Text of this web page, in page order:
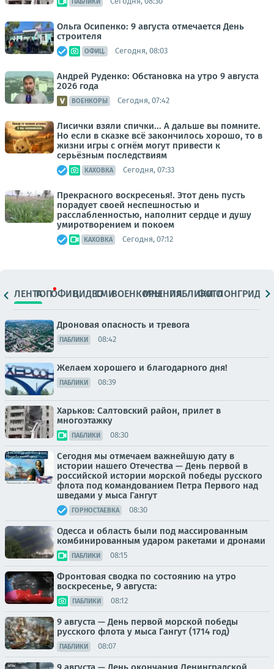
Ольга Осипенко: 9 августа отмечается День
строителя
ОФИЦ. Сегодня, 08:03
Андрей Руденко: Обстановка на утро 9 августа
2026 года
ВОЕНКОРЫ Сегодня, 07:42
Лисички взяли спички... А дальше вы помните.
Но если в сказке всё закончилось хорошо, то в
жизни игры с огнём могут привести к
серьёзным последствиям
КАХОВКА Сегодня, 07:33
Прекрасного воскресенья!. Этот день пусть
порадует своей неспешностью и
расслабленностью, наполнит сердце и душу
умиротворением и покоем
КАХОВКА Сегодня, 07:12
ЛЕНТАТОПОФИЦ.ВИДЕОСМИВОЕНКОРЫМНЕНИЯПАБЛИКИ
ФОТОЛОНГРИДЫ
Дроновая опасность и тревога
ПАБЛИКИ 08:42
Желаем хорошего и благодарного дня!
ПАБЛИКИ 08:39
Харьков: Салтовский район, прилет в
многоэтажку
ПАБЛИКИ 08:30
Сегодня мы отмечаем важнейшую дату в
истории нашего Отечества — День первой в
российской истории морской победы русского
флота под командованием Петра Первого над
шведами у мыса Гангут
ГОРНОСТАЕВКА 08:30
Одесса и область были под массированным
комбинированным ударом ракетами и дронами
ПАБЛИКИ 08:15
Фронтовая сводка по состоянию на утро
воскресенье, 9 августа:
ПАБЛИКИ 08:12
9 августа — День первой морской победы
русского флота у мыса Гангут (1714 год)
ПАБЛИКИ 08:07